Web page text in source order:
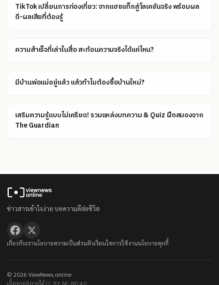
TikTok เปลี่ยนการท่องเที่ยว: จากแฮชแท็กสู่โลเคชันจริง พร้อมผล
ดี-ผลเสียที่ต้องรู้
ความสำเร็จที่เล่าในสื่อ สะท้อนความจริงได้แค่ไหน?
มีบ้านพ่อแม่อยู่แล้ว แล้วทำไมต้องซื้อบ้านใหม่?
เสริมความรู้แบบไม่เครียด! รวมแหล่งบทความ & Quiz ฝึกสมองจาก
The Guardian
ข่าวสารเข้าใจง่าย บทความดีต่อชีวิต
เกี่ยวกับเรานโยบายความเป็นส่วนตัวเงื่อนไขการใช้งานนโยบายคุกกี้
© 2026 ViewNews.online
เนื้อหาอยู่ภายใต้ CC BY-NC-ND 4.0